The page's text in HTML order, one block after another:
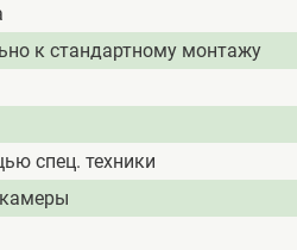
к стандартному монтажу
спец. техники